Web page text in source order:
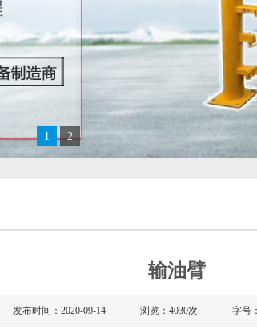
1 2
输油臂
发布时间：2020-09-14 浏览：4030次 字号：